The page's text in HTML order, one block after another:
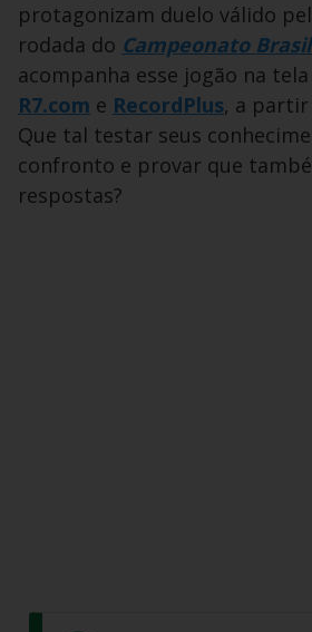
protagonizam duelo válido
rodada do Campeonato
acompanha esse jogão na tela
R7.com e RecordPlus, a partir
Que tal testar seus
confronto e provar que
respostas?